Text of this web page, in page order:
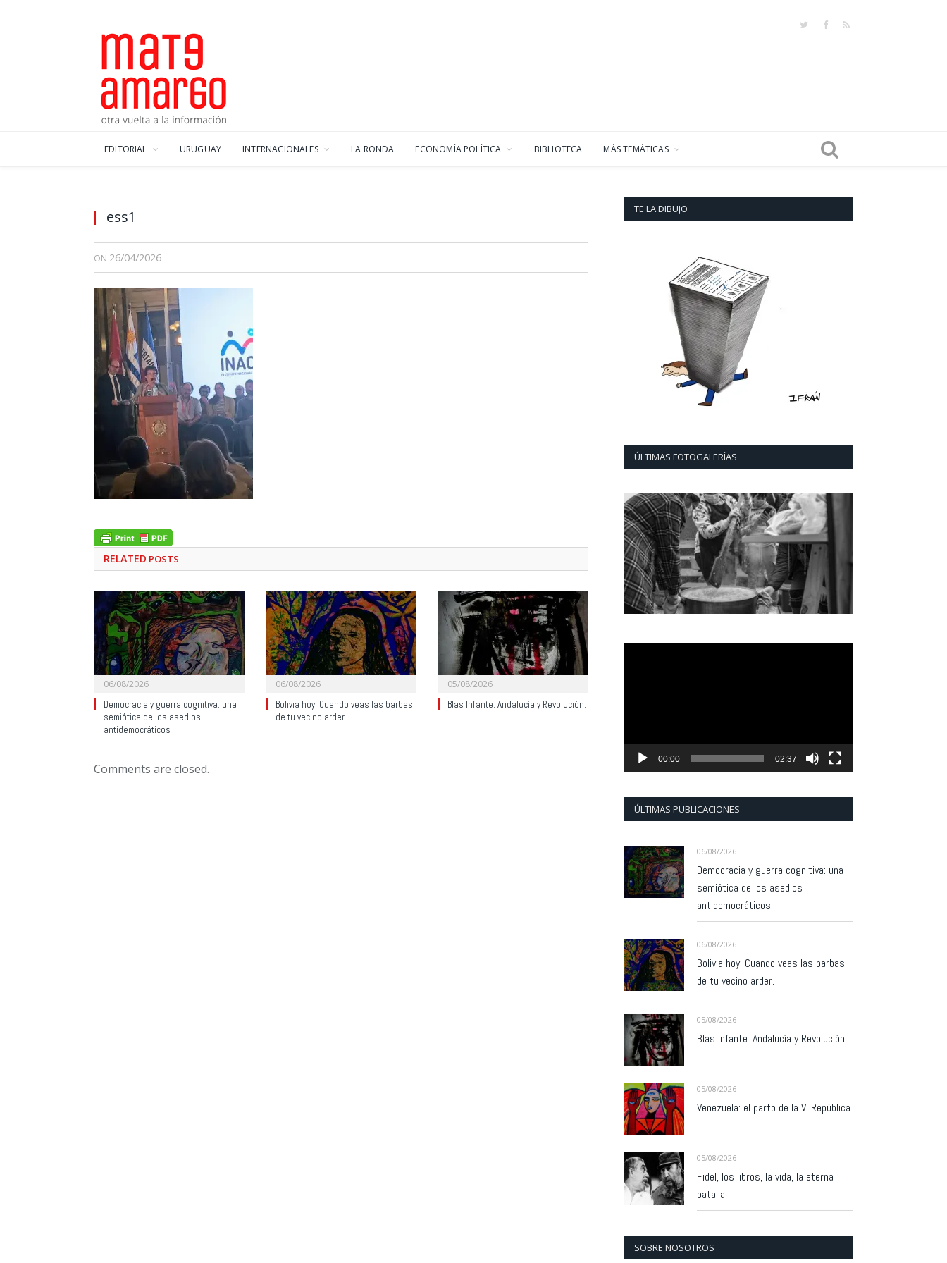
TwitterFacebook
RSS
EDITORIAL URUGUAY INTERNACIONALES LA RONDA ECONOMÍA POLÍTICA BIBLIOTECA MÁS TEMÁTICAS
ess1
ON 26/04/2026
RELATED POSTS
06/08/2026
Democracia y guerra cognitiva: una
semiótica de los asedios
antidemocráticos
06/08/2026
Bolivia hoy: Cuando veas las barbas
de tu vecino arder…
05/08/2026
Blas Infante: Andalucía y Revolución.
Comments are closed.
TE LA DIBUJO
ÚLTIMAS FOTOGALERÍAS
00:00 02:37
ÚLTIMAS PUBLICACIONES
06/08/2026
Democracia y guerra cognitiva: una
semiótica de los asedios
antidemocráticos
06/08/2026
Bolivia hoy: Cuando veas las barbas
de tu vecino arder…
05/08/2026
Blas Infante: Andalucía y Revolución.
05/08/2026
Venezuela: el parto de la VI República
05/08/2026
Fidel, los libros, la vida, la eterna
batalla
SOBRE NOSOTROS